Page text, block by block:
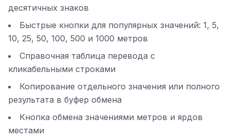
десятичных знаков
Быстрые кнопки для популярных значений: 1, 5,
10, 25, 50, 100, 500 и 1000 метров
Справочная таблица перевода с
кликабельными строками
Копирование отдельного значения или полного
результата в буфер обмена
Кнопка обмена значениями метров и ярдов
местами